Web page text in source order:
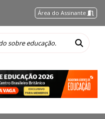
Área do Assinante